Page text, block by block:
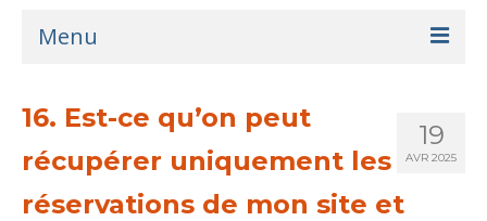
Menu
19
AVR 2025
16. Est-ce qu’on peut
récupérer uniquement les
réservations de mon site et